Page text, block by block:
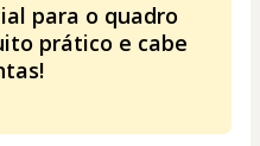
para o quadro
prático e cabe